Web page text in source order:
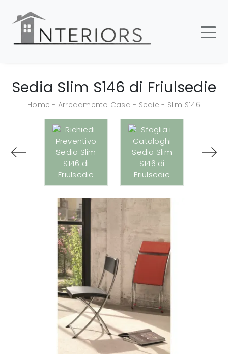
Sedia Slim S146 di Friulsedie
Home - Arredamento Casa - Sedie - Slim S146